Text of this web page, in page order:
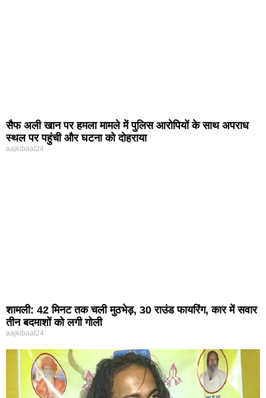
सैफ अली खान पर हमला मामले में पुलिस आरोपियों के साथ अपराध
स्थल पर पहुंची और घटना को दोहराया
aajkibaat24
शामली: 42 मिनट तक चली मुठभेड़, 30 राउंड फायरिंग, कार में सवार
तीन बदमाशों को लगी गोली
aajkibaat24